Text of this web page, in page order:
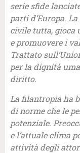
serie sfide
parti d’Europa.
civile tutta, gioca
e promuovere i
Trattato
per la dignità
diritto.
La filantropia ha
di norme che le
potenziale.
e l’attuale clima
attività degli